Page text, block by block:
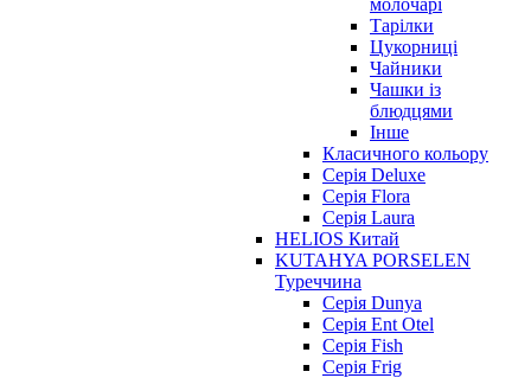
молочарі
Тарілки
Цукорниці
Чайники
Чашки із
блюдцями
Інше
Класичного кольору
Серія Deluxe
Серія Flora
Серія Laura
HELIOS Китай
KUTAHYA PORSELEN
Туреччина
Серія Dunya
Серія Ent Otel
Серія Fish
Серія Frig